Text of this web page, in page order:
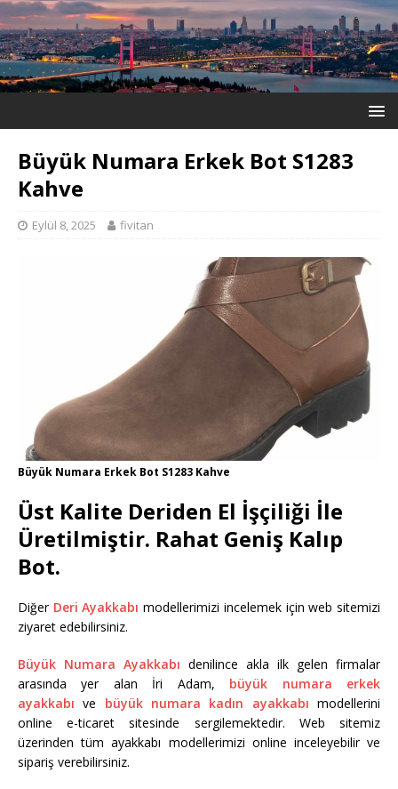
Büyük Numara Erkek Bot S1283
Kahve
Eylül 8, 2025 fivitan
Büyük Numara Erkek Bot S1283 Kahve
Üst Kalite Deriden El İşçiliği İle
Üretilmiştir. Rahat Geniş Kalıp
Bot.
Diğer Deri Ayakkabı modellerimizi incelemek için web sitemizi
ziyaret edebilirsiniz.
Büyük Numara Ayakkabı denilince akla ilk gelen firmalar
arasında yer alan İri Adam, büyük numara erkek
ayakkabı ve büyük numara kadın ayakkabı modellerini
online e-ticaret sitesinde sergilemektedir. Web sitemiz
üzerinden tüm ayakkabı modellerimizi online inceleyebilir ve
sipariş verebilirsiniz.